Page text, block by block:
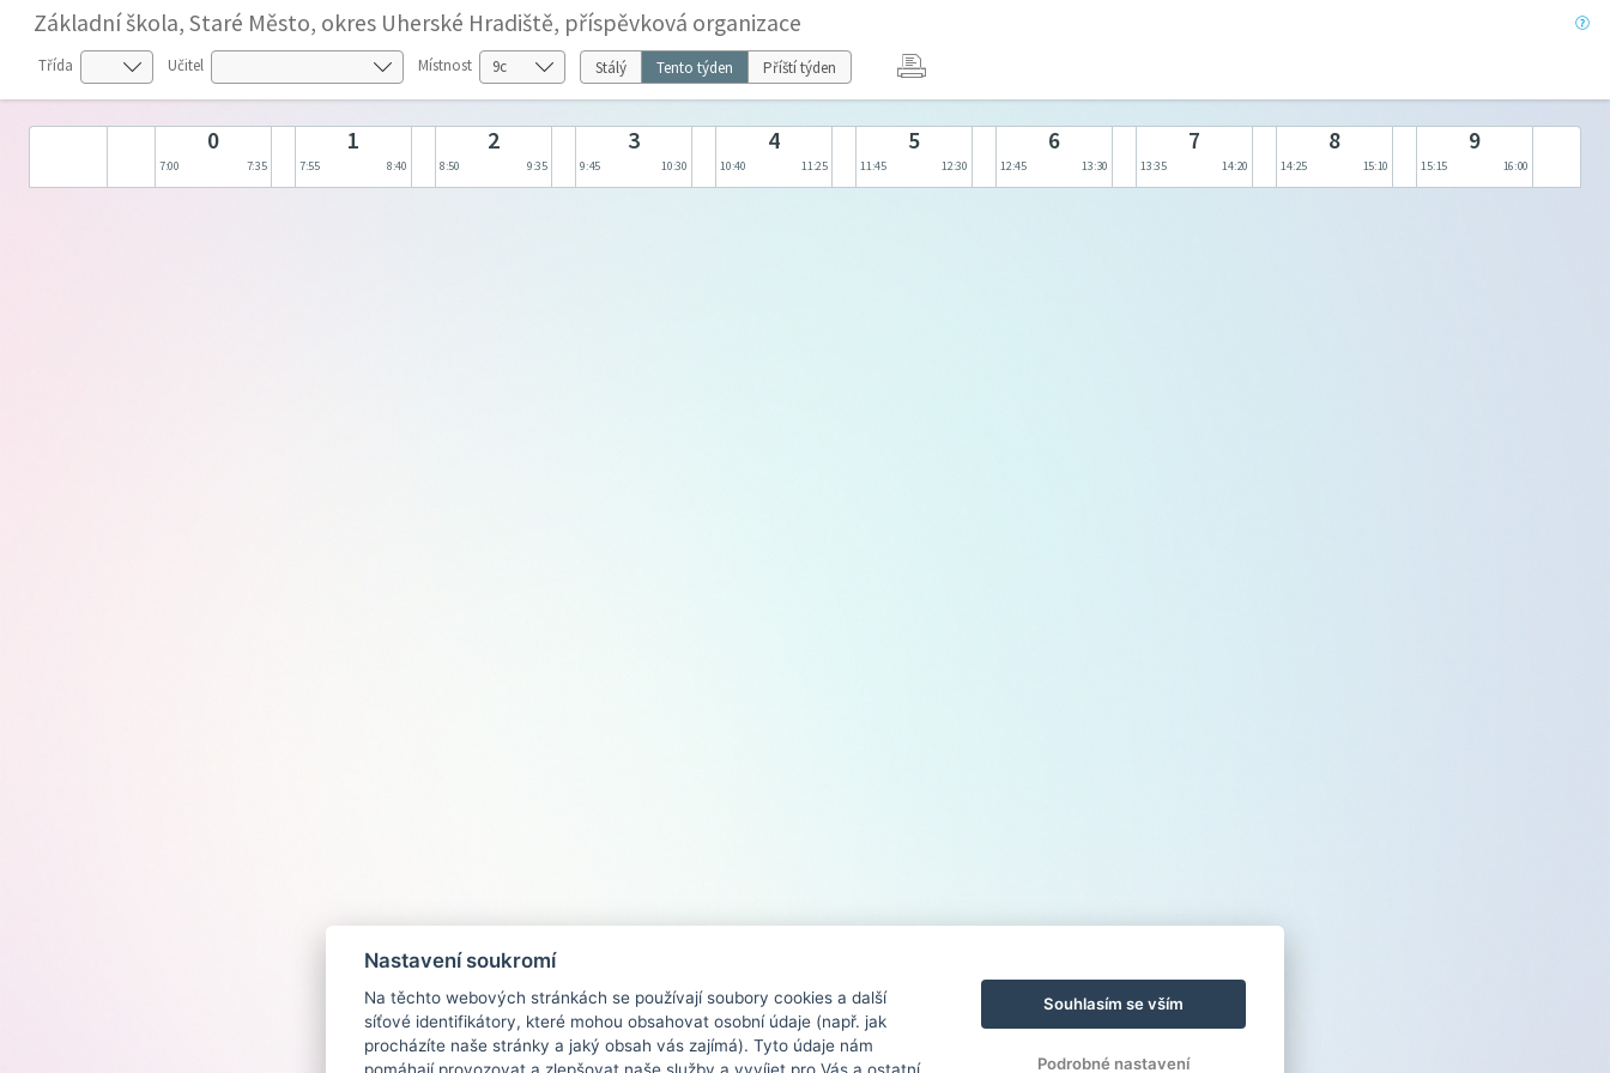
Základní škola, Staré Město, okres Uherské Hradiště, příspěvková organizace
Třída Učitel Místnost Stálý Tento týden Příští týden
0
7:00 7:35
1
7:55 8:40
2
8:50 9:35
3
9:45 10:30
4
10:40 11:25
5
11:45 12:30
6
12:45 13:30
7
13:35 14:20
8
14:25 15:10
9
15:15 16:00
Nastavení soukromí
Na těchto webových stránkách se používají soubory cookies a další
síťové identifikátory, které mohou obsahovat osobní údaje (např. jak
procházíte naše stránky a jaký obsah vás zajímá). Tyto údaje nám
Souhlasím se vším
Podrobné nastavení